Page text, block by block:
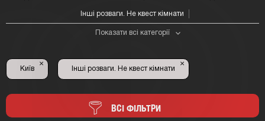
Інші розваги. Не квест кімнати
Показати всі категорії
Київ
×
Інші розваги. Не квест кімнати
×
ВСІ ФІЛЬТРИ